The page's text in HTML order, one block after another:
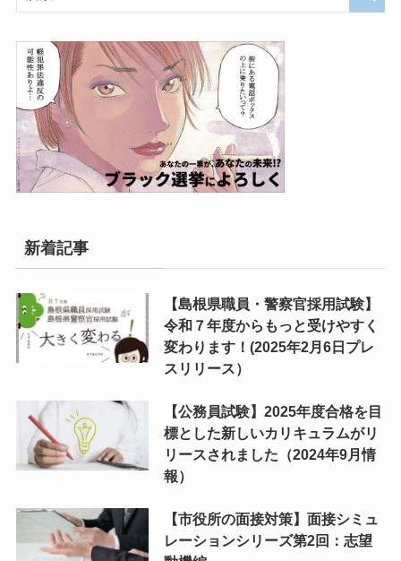
新着記事
【島根県職員・警察官採用試験】
令和７年度からもっと受けやすく
変わります！(2025年2月6日プレ
スリリース）
【公務員試験】2025年度合格を目
標とした新しいカリキュラムがリ
リースされました（2024年9月情
報）
【市役所の面接対策】面接シミュ
レーションシリーズ第2回：志望